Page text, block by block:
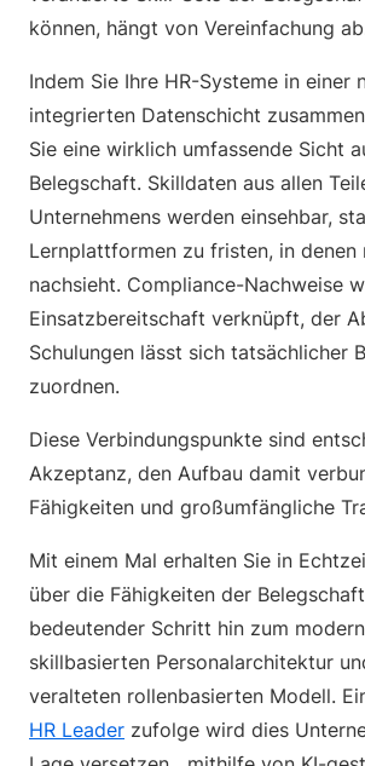
können, hängt von Vereinfachung
Indem Sie Ihre HR-Systeme in einer
integrierten Datenschicht
Sie eine wirklich umfassende Sicht
Belegschaft. Skilldaten aus allen
Unternehmens werden einsehbar,
Lernplattformen zu fristen, in denen
nachsieht. Compliance-Nachweise
Einsatzbereitschaft verknüpft, der
Schulungen lässt sich tatsächlicher
zuordnen.
Diese Verbindungspunkte sind
Akzeptanz, den Aufbau damit
Fähigkeiten und großumfängliche
Mit einem Mal erhalten Sie in
über die Fähigkeiten der
bedeutender Schritt hin zum
skillbasierten Personalarchitektur
veralteten rollenbasierten Modell.
HR Leader zufolge wird dies